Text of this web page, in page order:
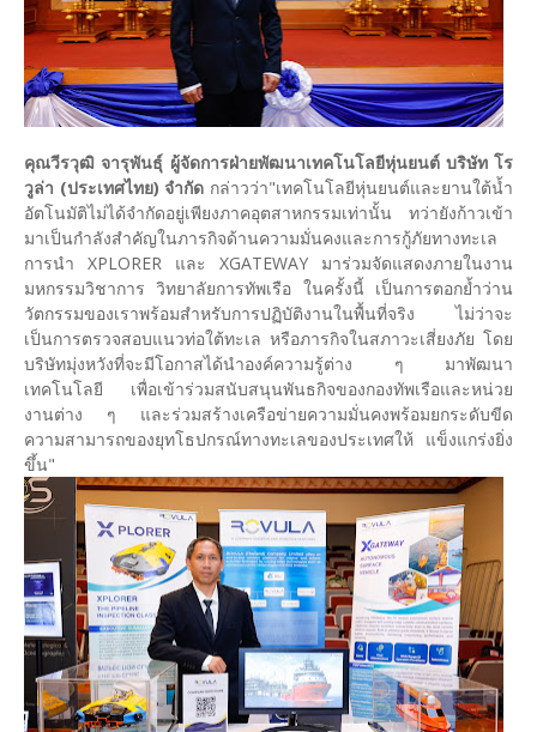
คุณวีรวุฒิ จารุพันธุ์ ผู้จัดการฝ่ายพัฒนาเทคโนโลยีหุ่นยนต์ บริษัท โร
วูล่า (ประเทศไทย) จำกัด กล่าวว่า"เทคโนโลยีหุ่นยนต์และยานใต้น้ำ
อัตโนมัติไม่ได้จำกัดอยู่เพียงภาคอุตสาหกรรมเท่านั้น ทว่ายังก้าวเข้า
มาเป็นกำลังสำคัญในภารกิจด้านความมั่นคงและการกู้ภัยทางทะเล
การนำ XPLORER และ XGATEWAY มาร่วมจัดแสดงภายในงาน
มหกรรมวิชาการ วิทยาลัยการทัพเรือ ในครั้งนี้ เป็นการตอกย้ำว่าน
วัตกรรมของเราพร้อมสำหรับการปฏิบัติงานในพื้นที่จริง ไม่ว่าจะ
เป็นการตรวจสอบแนวท่อใต้ทะเล หรือภารกิจในสภาวะเสี่ยงภัย โดย
บริษัทมุ่งหวังที่จะมีโอกาสได้นำองค์ความรู้ต่าง ๆ มาพัฒนา
เทคโนโลยี เพื่อเข้าร่วมสนับสนุนพันธกิจของกองทัพเรือและหน่วย
งานต่าง ๆ และร่วมสร้างเครือข่ายความมั่นคงพร้อมยกระดับขีด
ความสามารถของยุทโธปกรณ์ทางทะเลของประเทศให้ แข็งแกร่งยิ่ง
ขึ้น"